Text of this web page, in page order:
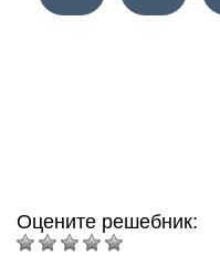
Оцените решебник: